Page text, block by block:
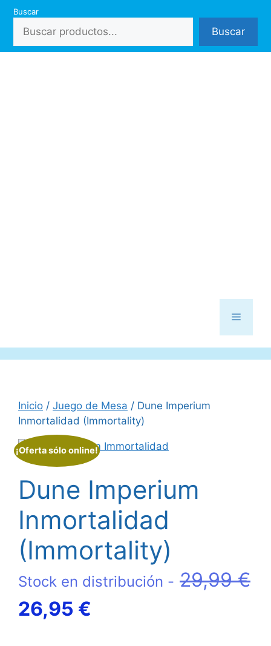
Saltar
contenido
Buscar
Buscar
Menú
Inicio / Juego de Mesa / Dune Imperium
Inmortalidad (Immortality)
¡Oferta sólo online!
Dune Imperium
Inmortalidad
(Immortality)
Stock en distribución - 29,99€
El
26,95 €